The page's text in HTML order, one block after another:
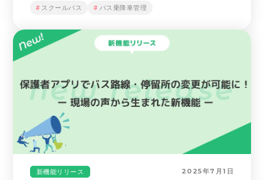
スクールバス バス乗降車管理
新機能リリース 2025年7月1日